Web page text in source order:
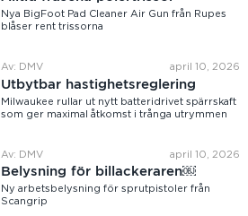
Nya BigFoot Pad Cleaner Air Gun från Rupes
blåser rent trissorna
Av: DMV april 10, 2026
Utbytbar hastighetsreglering
Milwaukee rullar ut nytt batteridrivet spärrskaft
som ger maximal åtkomst i trånga utrymmen
Av: DMV april 10, 2026
Belysning för billackeraren￼
Ny arbetsbelysning för sprutpistoler från
Scangrip